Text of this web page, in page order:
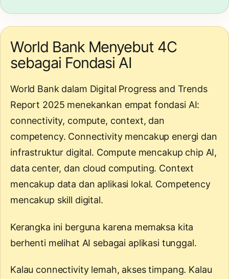
World Bank Menyebut 4C
sebagai Fondasi AI
World Bank dalam Digital Progress and Trends
Report 2025 menekankan empat fondasi AI:
connectivity, compute, context, dan
competency. Connectivity mencakup energi dan
infrastruktur digital. Compute mencakup chip AI,
data center, dan cloud computing. Context
mencakup data dan aplikasi lokal. Competency
mencakup skill digital.
Kerangka ini berguna karena memaksa kita
berhenti melihat AI sebagai aplikasi tunggal.
Kalau connectivity lemah, akses timpang. Kalau